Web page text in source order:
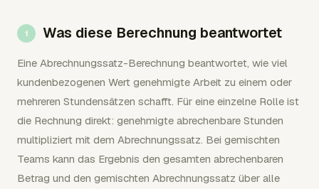
Was diese Berechnung beantwortet
Eine Abrechnungssatz-Berechnung beantwortet, wie viel
kundenbezogenen Wert genehmigte Arbeit zu einem oder
mehreren Stundensätzen schafft. Für eine einzelne Rolle ist
die Rechnung direkt: genehmigte abrechenbare Stunden
multipliziert mit dem Abrechnungssatz. Bei gemischten
Teams kann das Ergebnis den gesamten abrechenbaren
Betrag und den gemischten Abrechnungssatz über alle